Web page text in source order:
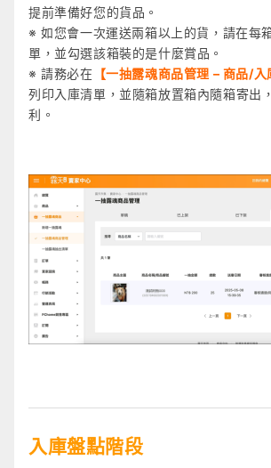
提前準備好您的貨品。
※如您會一次運送兩箱以上的貨，請在每
單，並勾選該箱裝的是什麼賞品。
※ 請務必在 【一抽露魂商品管理 – 商品/入
列印入庫清單，並隨箱放置箱內隨箱寄出
利。
入庫盤點階段